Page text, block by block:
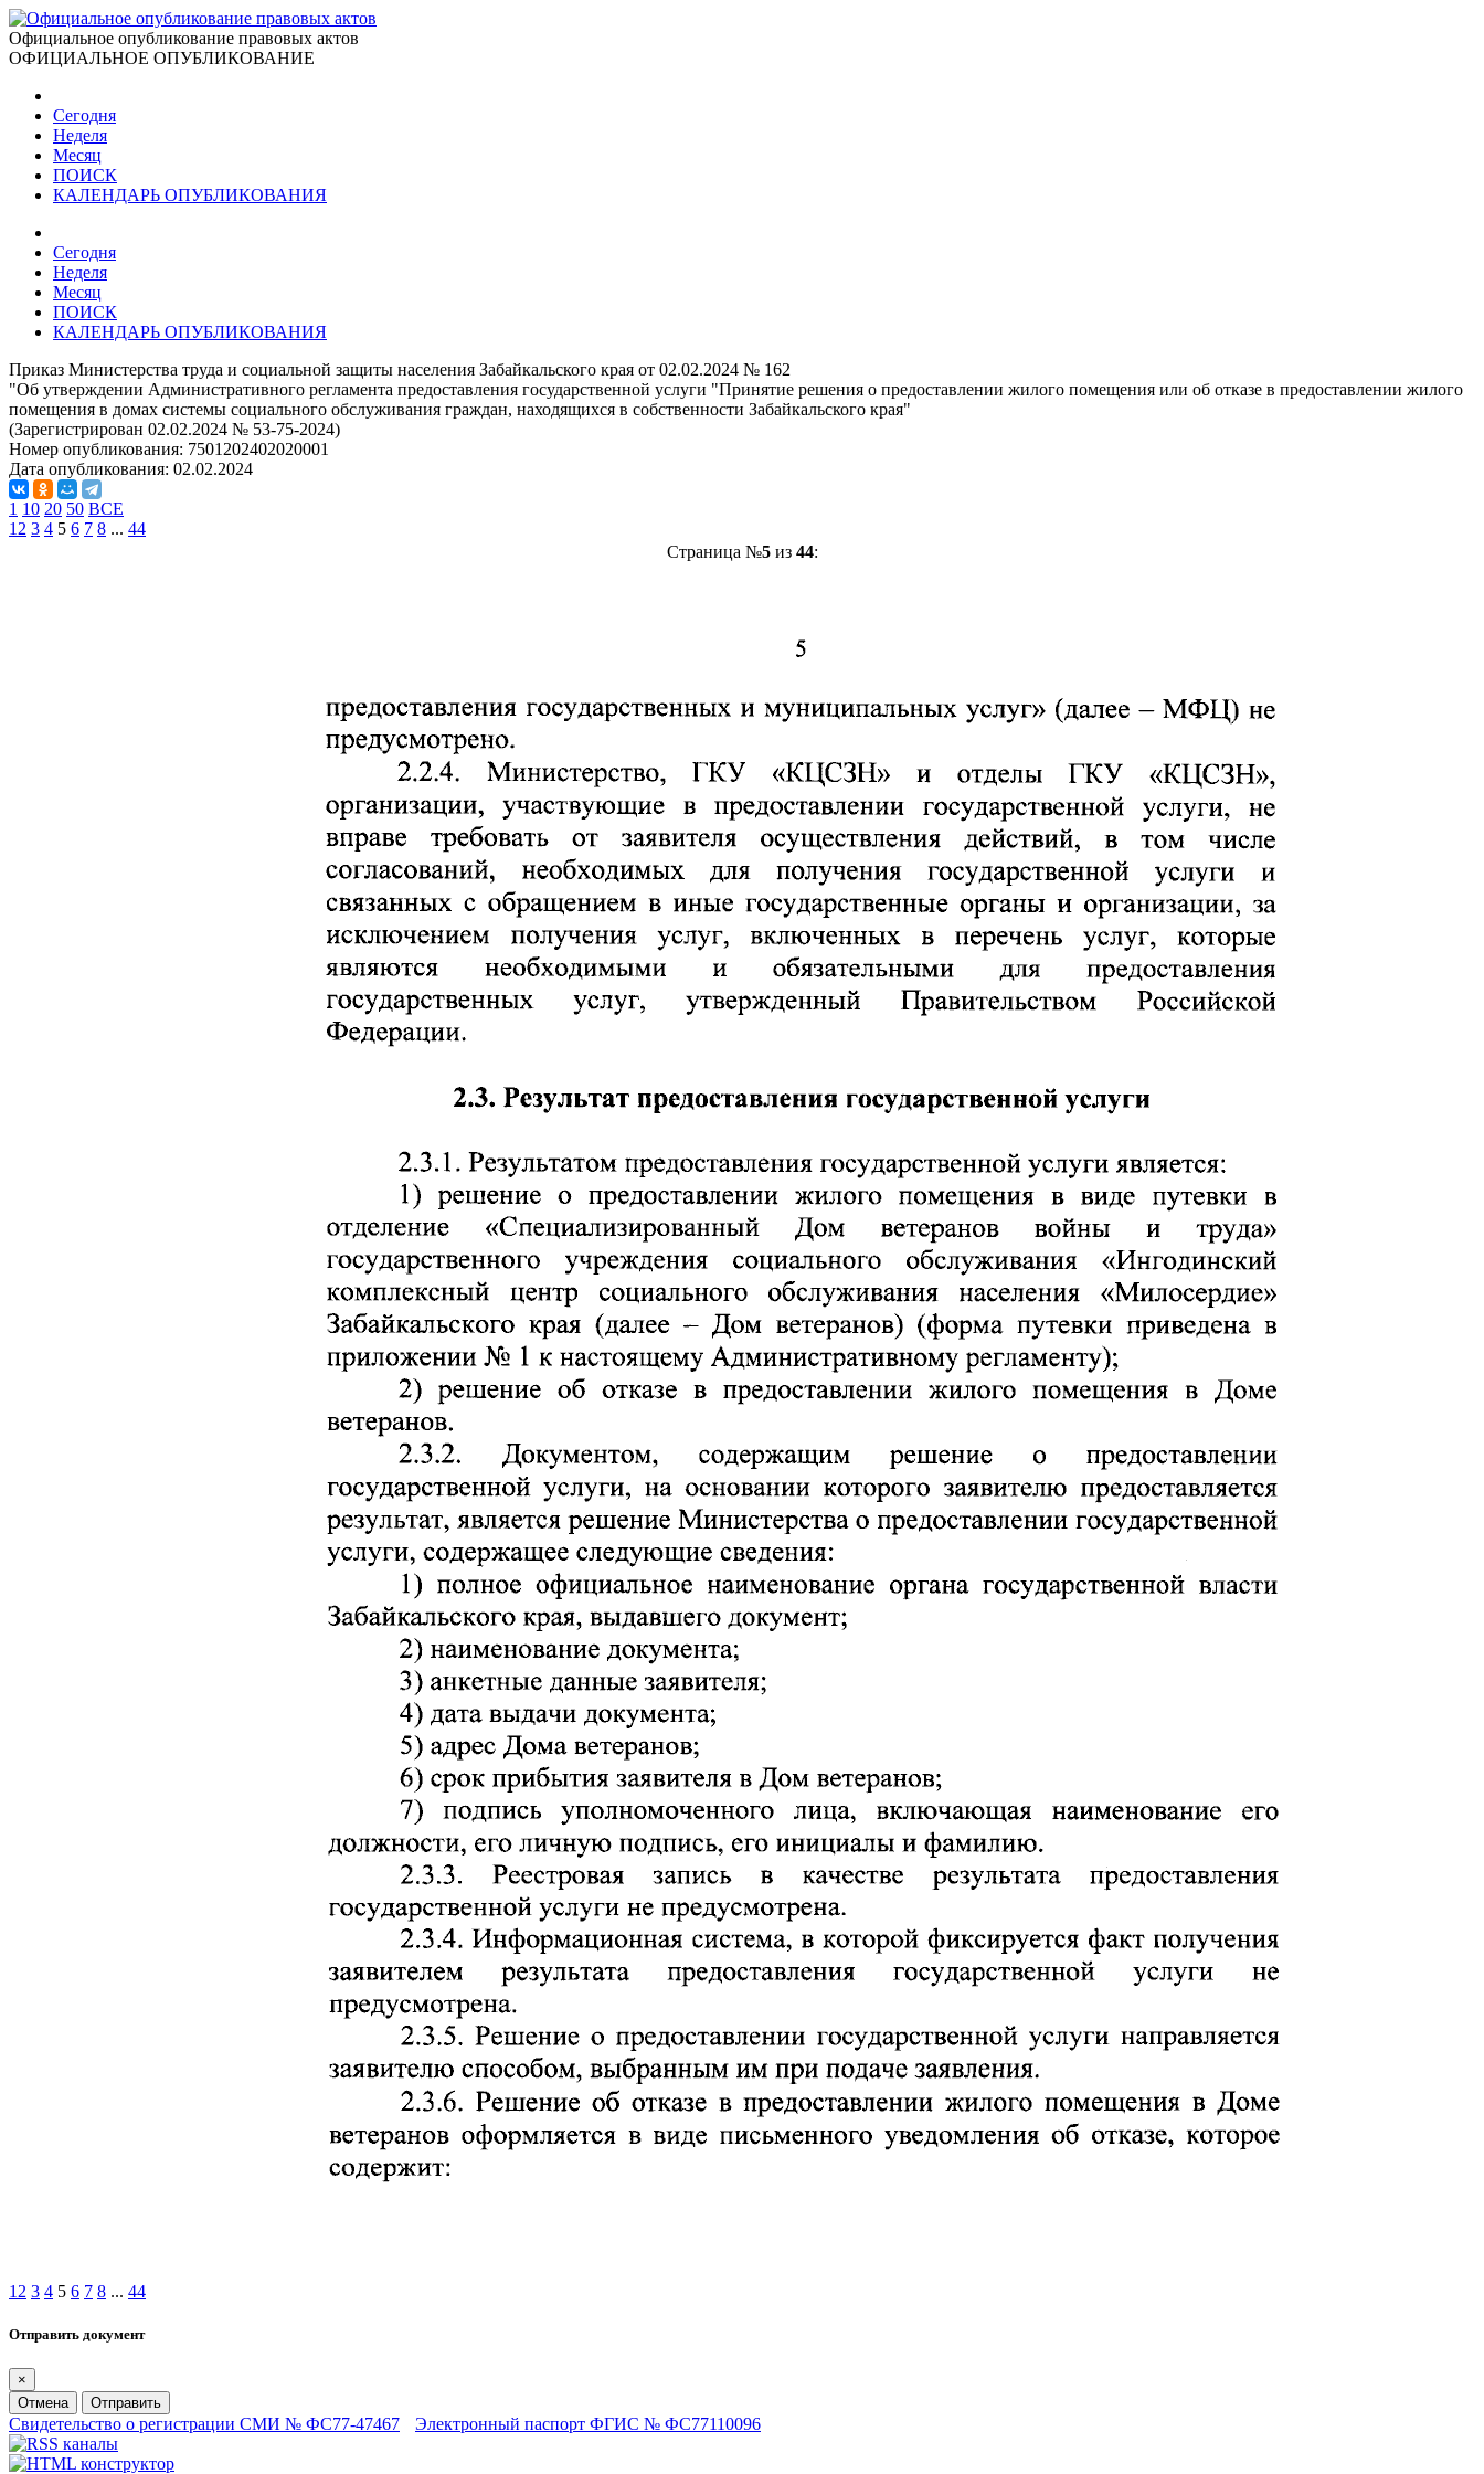
Официальное опубликование правовых актов
ОФИЦИАЛЬНОЕ ОПУБЛИКОВАНИЕ
Сегодня
Неделя
Месяц
ПОИСК
КАЛЕНДАРЬ ОПУБЛИКОВАНИЯ
Сегодня
Неделя
Месяц
ПОИСК
КАЛЕНДАРЬ ОПУБЛИКОВАНИЯ
Приказ Министерства труда и социальной защиты населения Забайкальского края от 02.02.2024 № 162
"Об утверждении Административного регламента предоставления государственной услуги "Принятие решения о предоставлении жилого помещения или об отказе в предоставлении жилого
помещения в домах системы социального обслуживания граждан, находящихся в собственности Забайкальского края"
(Зарегистрирован 02.02.2024 № 53-75-2024)
Номер опубликования: 7501202402020001
Дата опубликования: 02.02.2024
1 10 20 50 ВСЕ
1 2 3 4 5 6 7 8 ... 44
Страница №5из 44:
1 2 3 4 5 6 7 8 ... 44
Отправить документ
×
Отмена
Отправить
Свидетельство о регистрации СМИ № ФС77-47467 Электронный паспорт ФГИС № ФС77110096